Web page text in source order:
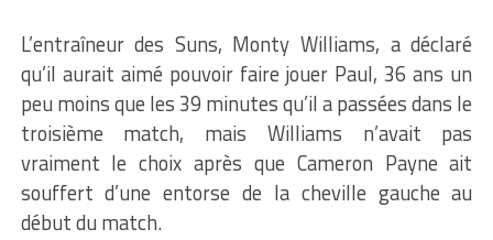
L’entraîneur des Suns, Monty Williams, a déclaré
qu’il aurait aimé pouvoir faire jouer Paul, 36 ans un
peu moins que les 39 minutes qu’il a passées dans le
troisième match, mais Williams n’avait pas
vraiment le choix après que Cameron Payne ait
souffert d’une entorse de la cheville gauche au
début du match.